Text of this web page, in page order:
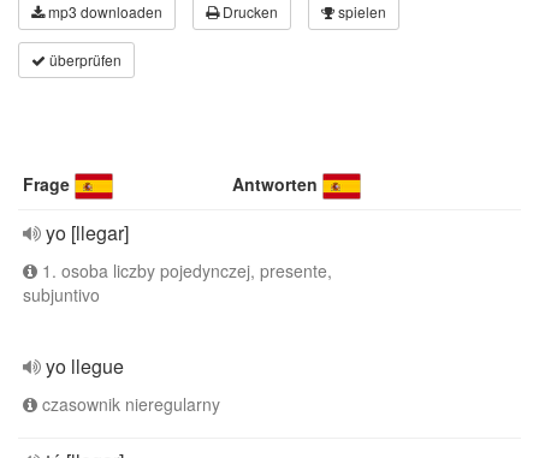
mp3 downloaden Drucken spielen
überprüfen
Frage Antworten
yo [llegar]
1. osoba liczby pojedynczej, presente,
subjuntivo
yo llegue
czasownik nieregularny